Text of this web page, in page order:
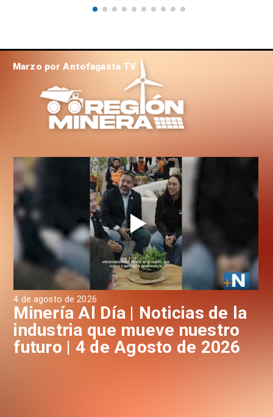
4 de agosto de 2026
Minería Al Día | Noticias de la
industria que mueve nuestro
futuro | 4 de Agosto de 2026
Marzo por Antofagasta TV